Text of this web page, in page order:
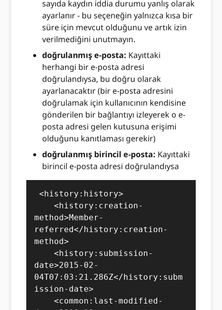
sayıda kaydın iddia durumu yanlış olarak
ayarlanır - bu seçeneğin yalnızca kısa bir
süre için mevcut olduğunu ve artık izin
verilmediğini unutmayın.
doğrulanmış e-posta: Kayıttaki
herhangi bir e-posta adresi
doğrulandıysa, bu doğru olarak
ayarlanacaktır (bir e-posta adresini
doğrulamak için kullanıcının kendisine
gönderilen bir bağlantıyı izleyerek o e-
posta adresi gelen kutusuna erişimi
olduğunu kanıtlaması gerekir)
doğrulanmış birincil e-posta: Kayıttaki
birincil e-posta adresi doğrulandıysa
<history:history>
    <history:creation-
method>Member-
referred</history:creation-
method>
    <history:submission-
date>2015-02-
04T07:03:21.286Z</history:subm
ission-date>
    <common:last-modified-